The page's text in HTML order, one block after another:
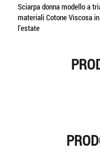
Sciarpa donna modello a
materiali Cotone Viscosa
l'estate